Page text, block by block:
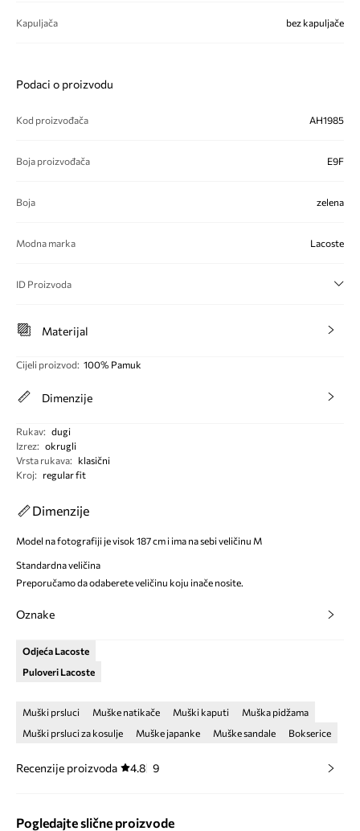
Kapuljača bez kapuljače
Podaci o proizvodu
Kod proizvođača AH1985
Boja proizvođača E9F
Boja zelena
Modna marka Lacoste
ID Proizvoda
Materijal
Cijeli proizvod: 100% Pamuk
Dimenzije
Rukav: dugi
Izrez: okrugli
Vrsta rukava:
klasični
Kroj: regular fit
Dimenzije
Model na fotografiji je visok 187 cm i ima na sebi veličinu M
Standardna veličina
Preporučamo da odaberete veličinu koju inače nosite.
Oznake
Odjeća Lacoste
Puloveri Lacoste
Muški prsluci Muške natikače Muški kaputi
Muška pidžama
Muški prsluci za kosulje
Muške japanke Muške sandale Bokserice
Recenzije proizvoda 4.8 9
Pogledajte slične proizvode